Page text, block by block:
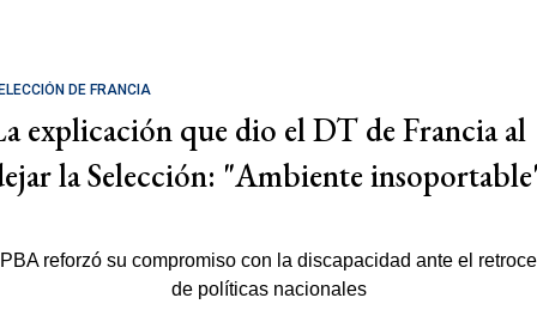
DE FRANCIA
explicación que dio el DT de Francia al
la Selección: "Ambiente